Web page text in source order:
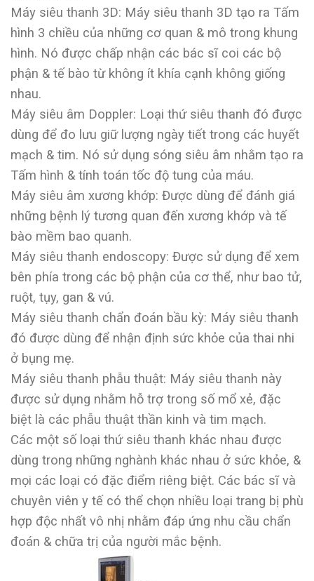
Máy siêu thanh 3D: Máy siêu thanh 3D tạo ra Tấm
hình 3 chiều của những cơ quan & mô trong khung
hình. Nó được chấp nhận các bác sĩ coi các bộ
phận & tế bào từ không ít khía cạnh không giống
nhau.
Máy siêu âm Doppler: Loại thứ siêu thanh đó được
dùng để đo lưu giữ lượng ngày tiết trong các huyết
mạch & tim. Nó sử dụng sóng siêu âm nhằm tạo ra
Tấm hình & tính toán tốc độ tung của máu.
Máy siêu âm xương khớp: Được dùng để đánh giá
những bệnh lý tương quan đến xương khớp và tế
bào mềm bao quanh.
Máy siêu thanh endoscopy: Được sử dụng để xem
bên phía trong các bộ phận của cơ thể, như bao tử,
ruột, tụy, gan & vú.
Máy siêu thanh chẩn đoán bầu kỳ: Máy siêu thanh
đó được dùng để nhận định sức khỏe của thai nhi
ở bụng mẹ.
Máy siêu thanh phẫu thuật: Máy siêu thanh này
được sử dụng nhằm hỗ trợ trong số mổ xẻ, đặc
biệt là các phẫu thuật thần kinh và tim mạch.
Các một số loại thứ siêu thanh khác nhau được
dùng trong những nghành khác nhau ở sức khỏe, &
mọi các loại có đặc điểm riêng biệt. Các bác sĩ và
chuyên viên y tế có thể chọn nhiều loại trang bị phù
hợp độc nhất vô nhị nhằm đáp ứng nhu cầu chẩn
đoán & chữa trị của người mắc bệnh.